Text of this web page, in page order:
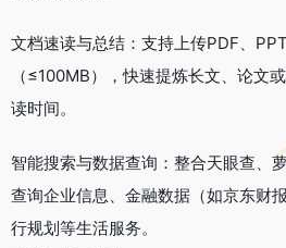
文档速读与总结：支持上传PDF、
（≤100MB），快速提炼长文、论文
读时间。
智能搜索与数据查询：整合天眼查、
查询企业信息、金融数据（如京东财
行规划等生活服务。